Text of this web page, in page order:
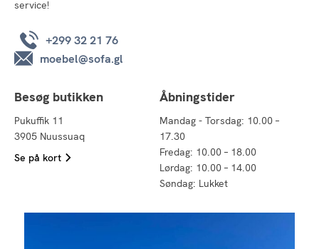
service!
+299 32 21 76
moebel@sofa.gl
Besøg butikken
Pukuffik 11
3905 Nuussuaq
Se på kort
Åbningstider
Mandag - Torsdag: 10.00 –
17.30
Fredag: 10.00 – 18.00
Lørdag: 10.00 – 14.00
Søndag: Lukket